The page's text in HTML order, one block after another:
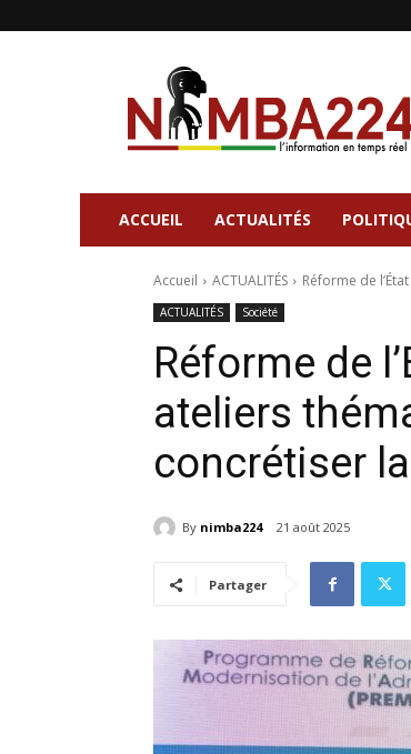
Nimba224
Site
d'information
ACCUEIL ACTUALITÉS
Accueil ACTUALITÉS Réforme de
ACTUALITÉS Société
Réforme de
ateliers
concrétiser
By nimba224 21 août 2025
Partager